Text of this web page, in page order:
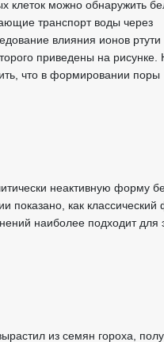
клеток можно обнаружить
транспорт воды через
влияния ионов
приведены на рисунке.
что в формировании поры
неактивную форму
как классический
наиболее подходит для
из семян гороха,